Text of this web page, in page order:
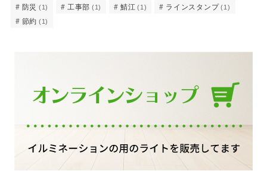
防災 (1) 工事部 (1) 鯖江 (1) ラインスタンプ (1)
節約 (1)